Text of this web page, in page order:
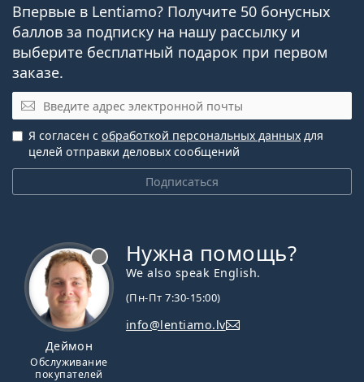
Впервые в Lentiamo? Получите 50 бонусных
баллов за подписку на нашу рассылку и
выберите бесплатный подарок при первом
заказе.
Эл. почта
Подписаться
Я согласен с обработкой персональных данных для
целей отправки деловых сообщений
Деймон
Обслуживание
покупателей
Нужна помощь?
We also speak English.
(Пн-Пт 7:30-15:00)
info@lentiamo.lv